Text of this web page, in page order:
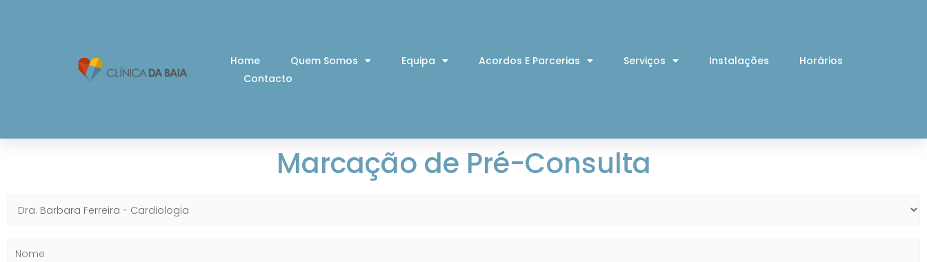
Home Quem Somos Equipa Acordos E Parcerias Serviços Instalações
Horários
Contacto
Marcação de Pré-Consulta